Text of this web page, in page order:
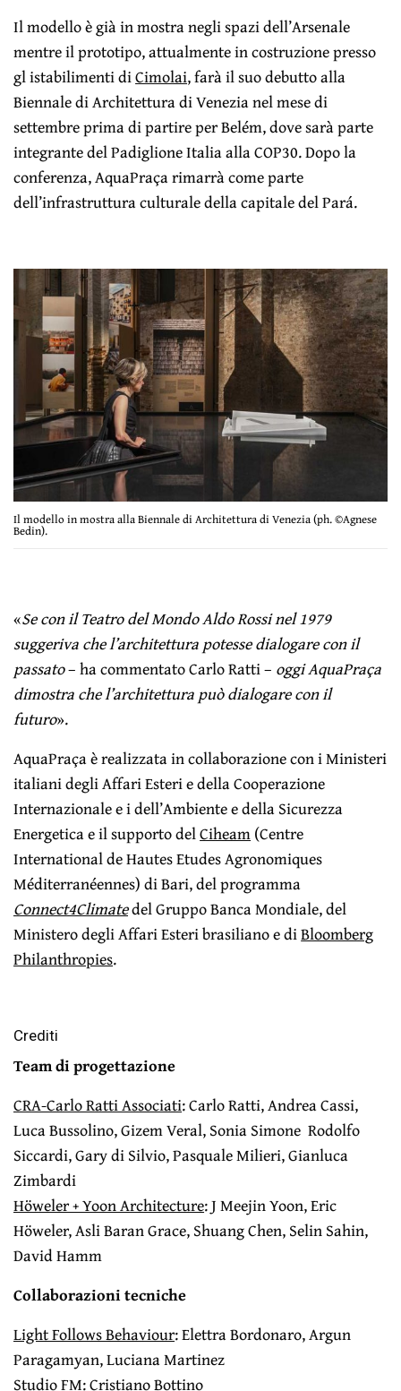
Il modello è già in mostra negli spazi dell’Arsenale
mentre il prototipo, attualmente in costruzione presso
gl istabilimenti diCimolai, farà il suo debutto alla
Biennale di Architettura di Venezia nel mese di
settembre prima di partire per Belém, dove sarà parte
integrante del Padiglione Italia alla COP30. Dopo la
conferenza, AquaPraça rimarrà come parte
dell’infrastruttura culturale della capitale del Pará.
Il modello in mostra alla Biennale di Architettura di Venezia (ph. ©Agnese
Bedin).
«Se con il Teatro del Mondo Aldo Rossi nel 1979
suggeriva che l’architettura potesse dialogare con il
passato– ha commentato Carlo Ratti – oggi AquaPraça
dimostra che l’architettura può dialogare con il
futuro».
AquaPraça è realizzata in collaborazione con i Ministeri
italiani degli Affari Esteri e della Cooperazione
Internazionale e i dell’Ambiente e della Sicurezza
Energetica e il supporto delCiheam(Centre
International de Hautes Etudes Agronomiques
Méditerranéennes) di Bari, del programma
Connect4Climatedel Gruppo Banca Mondiale, del
Ministero degli Affari Esteri brasiliano e diBloomberg
Philanthropies.
Crediti
Team di progettazione
CRA-Carlo Ratti Associati: Carlo Ratti, Andrea Cassi,
Luca Bussolino, Gizem Veral, Sonia Simone Rodolfo
Siccardi, Gary di Silvio, Pasquale Milieri, Gianluca
Zimbardi
Höweler + Yoon Architecture: J Meejin Yoon, Eric
Höweler, Asli Baran Grace, Shuang Chen, Selin Sahin,
David Hamm
Collaborazioni tecniche
Light Follows Behaviour: Elettra Bordonaro, Argun
Paragamyan, Luciana Martinez
Studio FM: Cristiano Bottino